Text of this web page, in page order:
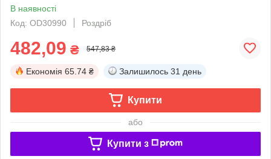
В наявності
Код: OD30990
Роздріб
482,09 ₴ 547,83 ₴
Економія 65.74 ₴ Залишилось 31 день
Купити
або
Купити з